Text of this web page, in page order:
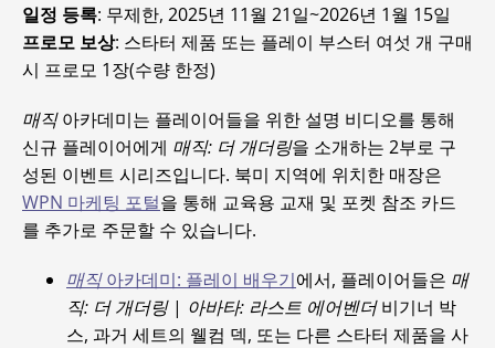
일정 등록: 무제한, 2025년 11월 21일~2026년 1월 15일
프로모 보상: 스타터 제품 또는 플레이 부스터 여섯 개 구매
시 프로모 1장(수량 한정)
매직아카데미는 플레이어들을 위한 설명 비디오를 통해
신규 플레이어에게 매직: 더 개더링을 소개하는 2부로 구
성된 이벤트 시리즈입니다. 북미 지역에 위치한 매장은
WPN 마케팅 포털을 통해 교육용 교재 및 포켓 참조 카드
를 추가로 주문할 수 있습니다.
매직아카데미: 플레이 배우기에서, 플레이어들은 매
직: 더 개더링| 아바타: 라스트 에어벤더비기너 박
스, 과거 세트의 웰컴 덱, 또는 다른 스타터 제품을 사